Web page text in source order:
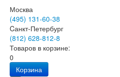
Москва
(495) 131-60-38
Cанкт-Петербург
(812) 628-812-8
Товаров в корзине:
0
Корзина